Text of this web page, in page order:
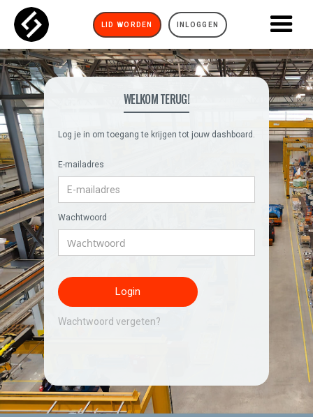
LID WORDEN INLOGGEN
WELKOM TERUG!
Log je in om toegang te krijgen tot jouw dashboard.
E-mailadres
Wachtwoord
Wachtwoord vergeten?